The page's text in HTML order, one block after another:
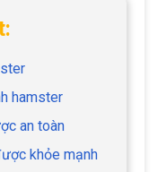
hamster
an toàn
khỏe mạnh